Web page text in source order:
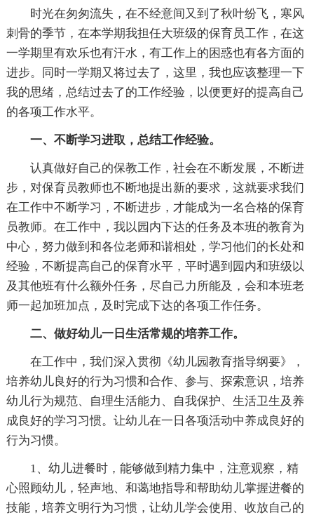
时光在匆匆流失，在不经意间又到了秋叶纷飞，寒风
刺骨的季节，在本学期我担任大班级的保育员工作，在这
一学期里有欢乐也有汗水，有工作上的困惑也有各方面的
进步。同时一学期又将过去了，这里，我也应该整理一下
我的思绪，总结过去了的工作经验，以便更好的提高自己
的各项工作水平。
一、不断学习进取，总结工作经验。
认真做好自己的保教工作，社会在不断发展，不断进
步，对保育员教师也不断地提出新的要求，这就要求我们
在工作中不断学习，不断进步，才能成为一名合格的保育
员教师。在工作中，我以园内下达的任务及本班的教育为
中心，努力做到和各位老师和谐相处，学习他们的长处和
经验，不断提高自己的保育水平，平时遇到园内和班级以
及其他班有什么额外任务，尽自己力所能及，会和本班老
师一起加班加点，及时完成下达的各项工作任务。
二、做好幼儿一日生活常规的培养工作。
在工作中，我们深入贯彻《幼儿园教育指导纲要》，
培养幼儿良好的行为习惯和合作、参与、探索意识，培养
幼儿行为规范、自理生活能力、自我保护、生活卫生及养
成良好的学习习惯。让幼儿在一日各项活动中养成良好的
行为习惯。
1、幼儿进餐时，能够做到精力集中，注意观察，精
心照顾幼儿，轻声地、和蔼地指导和帮助幼儿掌握进餐的
技能，培养文明行为习惯，让幼儿学会使用、收放自己的